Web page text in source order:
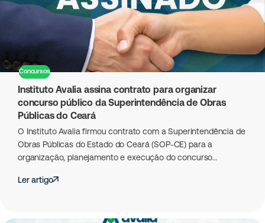
Concursos
Instituto Avalia assina contrato para organizar
concurso público da Superintendência de Obras
Públicas do Ceará
O Instituto Avalia firmou contrato com a Superintendência de
Obras Públicas do Estado do Ceará (SOP-CE) para a
organização, planejamento e execução do concurso…
Ler artigo